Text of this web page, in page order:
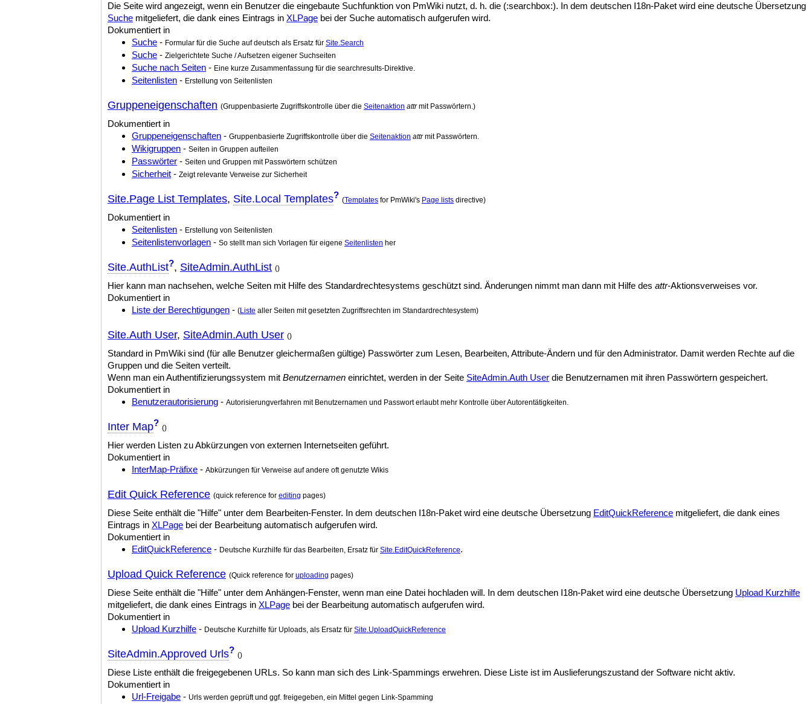
Die Seite wird angezeigt, wenn ein Benutzer die eingebaute Suchfunktion von PmWiki nutzt, d. h. die (:searchbox:). In dem deutschen I18n-Paket wird eine deutsche Übersetzung
Suche mitgeliefert, die dank eines Eintrags in XLPage bei der Suche automatisch aufgerufen wird.
Dokumentiert in
Suche - Formular für die Suche auf deutsch als Ersatz für Site.Search
Suche - Zielgerichtete Suche / Aufsetzen eigener Suchseiten
Suche nach Seiten - Eine kurze Zusammenfassung für die searchresults-Direktive.
Seitenlisten - Erstellung von Seitenlisten
Gruppeneigenschaften (Gruppenbasierte Zugriffskontrolle über die Seitenaktion attrmit Passwörtern.)
Dokumentiert in
Gruppeneigenschaften - Gruppenbasierte Zugriffskontrolle über die Seitenaktion attrmit Passwörtern.
Wikigruppen - Seiten in Gruppen aufteilen
Passwörter - Seiten und Gruppen mit Passwörtern schützen
Sicherheit - Zeigt relevante Verweise zur Sicherheit
Site.Page List Templates, Site.Local Templates? (Templates for PmWiki's Page lists directive)
Dokumentiert in
Seitenlisten - Erstellung von Seitenlisten
Seitenlistenvorlagen - So stellt man sich Vorlagen für eigene Seitenlisten her
Site.AuthList?, SiteAdmin.AuthList ()
Hier kann man nachsehen, welche Seiten mit Hilfe des Standardrechtesystems geschützt sind. Änderungen nimmt man dann mit Hilfe des attr-Aktionsverweises vor.
Dokumentiert in
Liste der Berechtigungen - (Liste aller Seiten mit gesetzten Zugriffsrechten im Standardrechtesystem)
Site.Auth User, SiteAdmin.Auth User ()
Standard in PmWiki sind (für alle Benutzer gleichermaßen gültige) Passwörter zum Lesen, Bearbeiten, Attribute-Ändern und für den Administrator. Damit werden Rechte auf die
Gruppen und die Seiten verteilt.
Wenn man ein Authentifizierungssystem mit Benutzernamen einrichtet, werden in der Seite SiteAdmin.Auth User die Benutzernamen mit ihren Passwörtern gespeichert.
Dokumentiert in
Benutzerautorisierung - Autorisierungverfahren mit Benutzernamen und Passwort erlaubt mehr Kontrolle über Autorentätigkeiten.
Inter Map? ()
Hier werden Listen zu Abkürzungen von externen Internetseiten geführt.
Dokumentiert in
InterMap-Präfixe - Abkürzungen für Verweise auf andere oft genutzte Wikis
Edit Quick Reference (quick reference for editing pages)
Diese Seite enthält die "Hilfe" unter dem Bearbeiten-Fenster. In dem deutschen I18n-Paket wird eine deutsche Übersetzung EditQuickReference mitgeliefert, die dank eines
Eintrags in XLPage bei der Bearbeitung automatisch aufgerufen wird.
Dokumentiert in
EditQuickReference - Deutsche Kurzhilfe für das Bearbeiten, Ersatz für Site.EditQuickReference.
Upload Quick Reference (Quick reference for uploading pages)
Diese Seite enthält die "Hilfe" unter dem Anhängen-Fenster, wenn man eine Datei hochladen will. In dem deutschen I18n-Paket wird eine deutsche Übersetzung Upload Kurzhilfe
mitgeliefert, die dank eines Eintrags in XLPage bei der Bearbeitung automatisch aufgerufen wird.
Dokumentiert in
Upload Kurzhilfe - Deutsche Kurzhilfe für Uploads, als Ersatz für Site.UploadQuickReference
SiteAdmin.Approved Urls? ()
Diese Liste enthält die freigegebenen URLs. So kann man sich des Link-Spammings erwehren. Diese Liste ist im Auslieferungszustand der Software nicht aktiv.
Dokumentiert in
Url-Freigabe - Urls werden geprüft und ggf. freigegeben, ein Mittel gegen Link-Spamming